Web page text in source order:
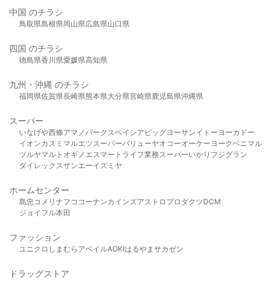
中国 のチラシ
鳥取県島根県岡山県広島県山口県
四国 のチラシ
徳島県香川県愛媛県高知県
九州・沖縄 のチラシ
福岡県佐賀県長崎県熊本県大分県宮崎県鹿児島県沖縄県
スーパー
いなげや西條アマノパークスベイシア ビッグヨーサンイトーヨーカドー
イオンカスミ マルエツスーパーバリューヤオコーオーケー ヨークベニマル
ツルヤマルト オギノ エスマート ライフ業務スーパーいかり フジグラン
ダイレックスサンエーイズミヤ
ホームセンター
島忠 コメリ ナフコ コーナンカインズアストロプロダクツDCM
ジョイフル本田
ファッション
ユニクロ しまむら アベイルAOKIはるやま サカゼン
ドラッグストア